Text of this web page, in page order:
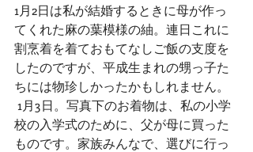
1月2日は私が結婚するときに母が作っ
てくれた麻の葉模様の紬。連日これに
割烹着を着ておもてなしご飯の支度を
したのですが、平成生まれの甥っ子た
ちには物珍しかったかもしれません。
校の入学式のために、父が母に買った
ものです。家族みんなで、選びに行っ